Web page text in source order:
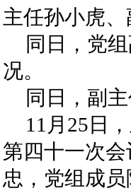
主任孙小虎
同日，党
况。
同日，副
11月25日
第四十一次
忠，党组成